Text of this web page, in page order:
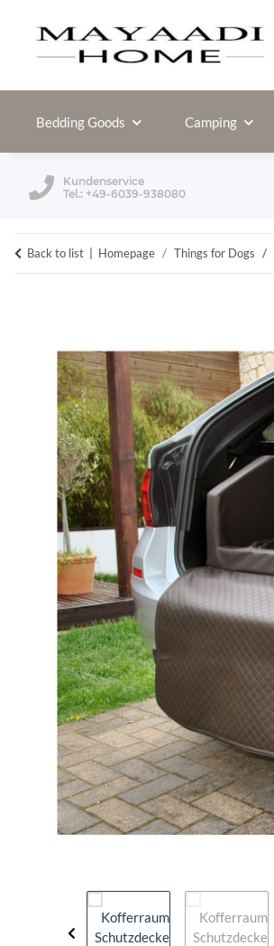
Bedding Goods Camping
Kundenservice
Tel.: +49-6039-938080
Back to list Homepage Things for Dogs